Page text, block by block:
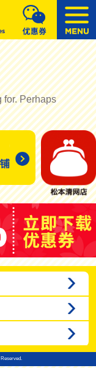
for. Perhaps